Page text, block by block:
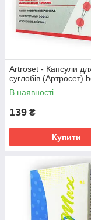
Artroset - Капсули
суглобів (Артросет)
В наявності
139 ₴
Купити